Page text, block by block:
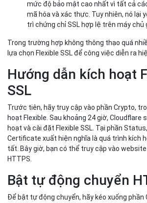
mức độ bảo mật cao nhất vì tất cả
mã hóa và xác thực. Tuy nhiên, nó lại
trì chứng chỉ SSL hợp lệ trên máy chủ
Trong trường hợp không thông thạo quá
lựa chọn Flexible SSL để công việc diễn ra
Hướng dẫn kích hoạt
SSL
Trước tiên, hãy truy cập vào phần Crypto,
hoạt Flexible. Sau khoảng 24 giờ, Cloudflare
hoạt và cài đặt Flexible SSL. Tại phần
Certificate xuất hiện nghĩa là quá trình kích
tất. Bây giờ, bạn có thể truy cập vào
HTTPS.
Bật tự động chuyển
Để bật tự động chuyển, hãy kéo xuống phần